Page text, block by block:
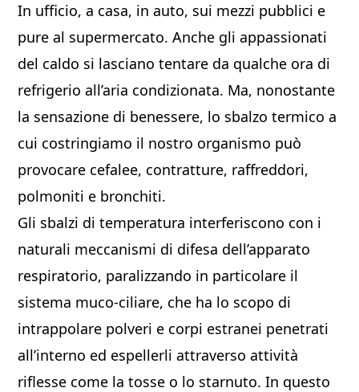
In ufficio, a casa, in auto, sui mezzi pubblici e
pure al supermercato. Anche gli appassionati
del caldo si lasciano tentare da qualche ora di
refrigerio all’aria condizionata. Ma, nonostante
la sensazione di benessere, lo sbalzo termico a
cui costringiamo il nostro organismo può
provocare cefalee, contratture, raffreddori,
polmoniti e bronchiti.
Gli sbalzi di temperatura interferiscono con i
naturali meccanismi di difesa dell’apparato
respiratorio, paralizzando in particolare il
sistema muco-ciliare, che ha lo scopo di
intrappolare polveri e corpi estranei penetrati
all’interno ed espellerli attraverso attività
riflesse come la tosse o lo starnuto. In questo